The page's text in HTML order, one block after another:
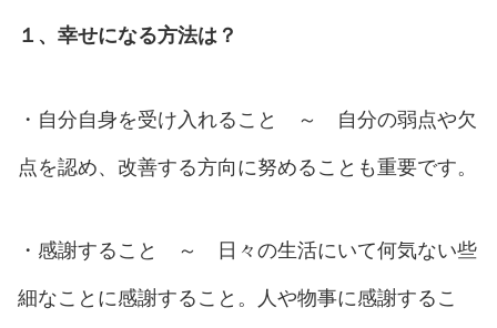
１、幸せになる方法は？
・自分自身を受け入れること ～ 自分の弱点や欠
点を認め、改善する方向に努めることも重要です。
・感謝すること ～ 日々の生活にいて何気ない些
細なことに感謝すること。人や物事に感謝するこ